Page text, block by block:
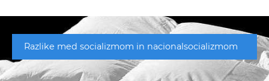
Razlike med socializmom in nacionalsocializmom